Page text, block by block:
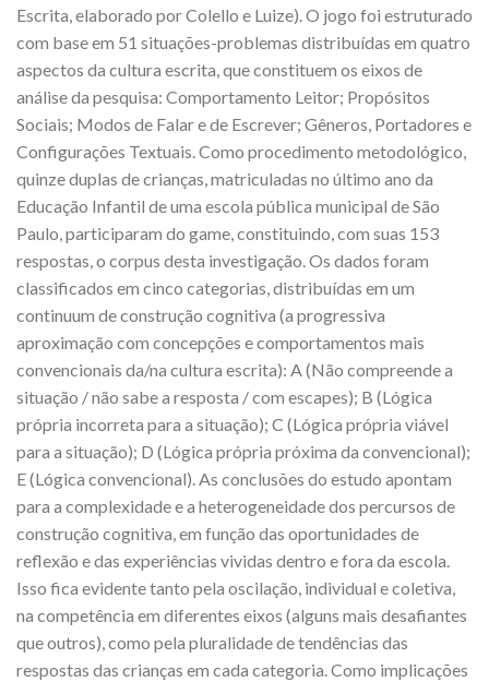
Escrita, elaborado por Colello e Luize). O jogo foi estruturado
com base em 51 situações-problemas distribuídas em quatro
aspectos da cultura escrita, que constituem os eixos de
análise da pesquisa: Comportamento Leitor; Propósitos
Sociais; Modos de Falar e de Escrever; Gêneros, Portadores e
Configurações Textuais. Como procedimento metodológico,
quinze duplas de crianças, matriculadas no último ano da
Educação Infantil de uma escola pública municipal de São
Paulo, participaram do game, constituindo, com suas 153
respostas, o corpus desta investigação. Os dados foram
classificados em cinco categorias, distribuídas em um
continuum de construção cognitiva (a progressiva
aproximação com concepções e comportamentos mais
convencionais da/na cultura escrita): A (Não compreende a
situação / não sabe a resposta / com escapes); B (Lógica
própria incorreta para a situação); C (Lógica própria viável
para a situação); D (Lógica própria próxima da convencional);
E (Lógica convencional). As conclusões do estudo apontam
para a complexidade e a heterogeneidade dos percursos de
construção cognitiva, em função das oportunidades de
reflexão e das experiências vividas dentro e fora da escola.
Isso fica evidente tanto pela oscilação, individual e coletiva,
na competência em diferentes eixos (alguns mais desafiantes
que outros), como pela pluralidade de tendências das
respostas das crianças em cada categoria. Como implicações